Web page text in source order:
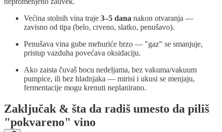
Većina stolnih vina traje 3–5 dana nakon otvaranja —
zavisno od tipa (belo, crveno, slatko, penušavo).
Penušava vina gube mehuriće brzo — "gaz" se smanjuje,
pristup vazduha povećava oksidaciju.
Ako zaista čuvaš bocu nedeljama, bez vakuma/vakuum
pumpice, ili bez hladnjaka — mirisi i ukusi se menjaju,
fermentacije mogu krenuti neplanirano.
Zaključak & šta da radiš umesto da piliš
"pokvareno" vino